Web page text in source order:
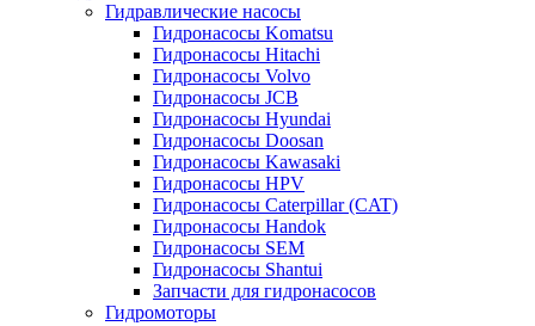
Гидравлические насосы
Гидронасосы Komatsu
Гидронасосы Hitachi
Гидронасосы Volvo
Гидронасосы JCB
Гидронасосы Hyundai
Гидронасосы Doosan
Гидронасосы Kawasaki
Гидронасосы HPV
Гидронасосы Caterpillar (CAT)
Гидронасосы Handok
Гидронасосы SEM
Гидронасосы Shantui
Запчасти для гидронасосов
Гидромоторы